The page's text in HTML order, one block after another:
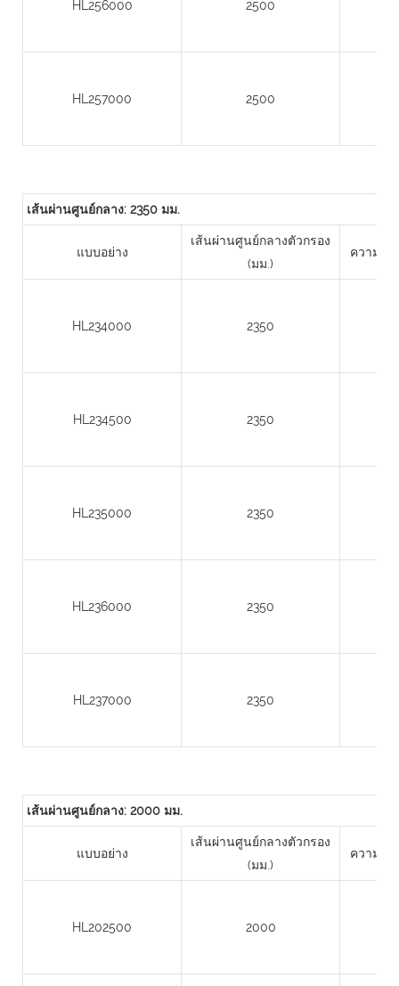
HL256000 2500
HL257000 2500
เส้นผ่านศูนย์กลาง: 2350 มม.
แบบอย่าง
เส้นผ่านศูนย์กลางตัวกรอง
(มม.)
ความสูง
HL234000 2350
HL234500 2350
HL235000 2350
HL236000 2350
HL237000 2350
เส้นผ่านศูนย์กลาง: 2000 มม.
แบบอย่าง
เส้นผ่านศูนย์กลางตัวกรอง
(มม.)
ความสูง
HL202500 2000